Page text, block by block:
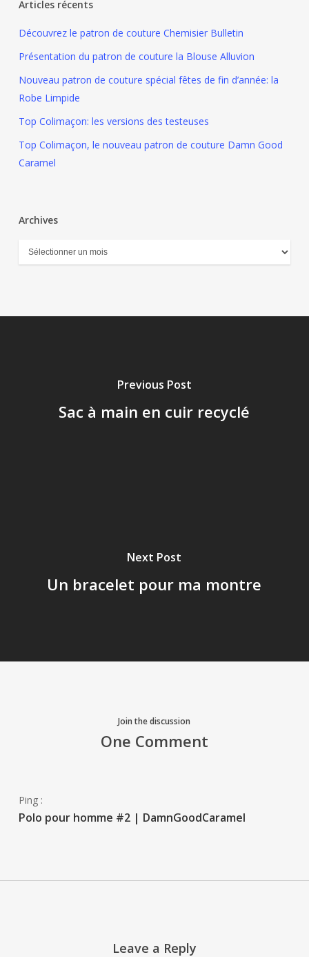
Articles récents
Découvrez le patron de couture Chemisier Bulletin
Présentation du patron de couture la Blouse Alluvion
Nouveau patron de couture spécial fêtes de fin d’année: la
Robe Limpide
Top Colimaçon: les versions des testeuses
Top Colimaçon, le nouveau patron de couture Damn Good
Caramel
Archives
Archives
Previous Post
Sac à main en cuir recyclé
Next Post
Un bracelet pour ma montre
Join the discussion
One Comment
Ping :
Polo pour homme #2 | DamnGoodCaramel
Leave a Reply